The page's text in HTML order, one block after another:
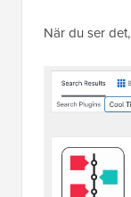
När du ser